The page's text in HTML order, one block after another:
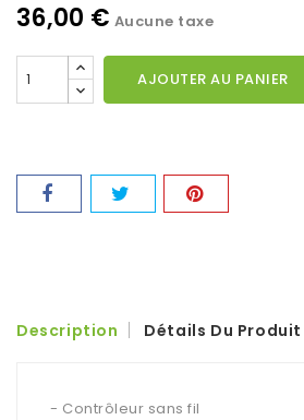
36,00 € Aucune taxe
AJOUTER AU PANIER
Description Détails Du Produit
- Contrôleur sans fil